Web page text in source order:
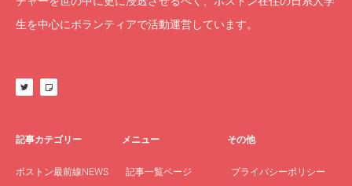
生を中心にボランティアで活動運営しています。
記事カテゴリー
ボストン最前線NEWS
メニュー
記事一覧ページ
その他
プライバシーポリシー